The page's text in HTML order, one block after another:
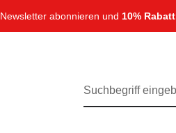
Newsletter abonnieren und 10% Rabatt